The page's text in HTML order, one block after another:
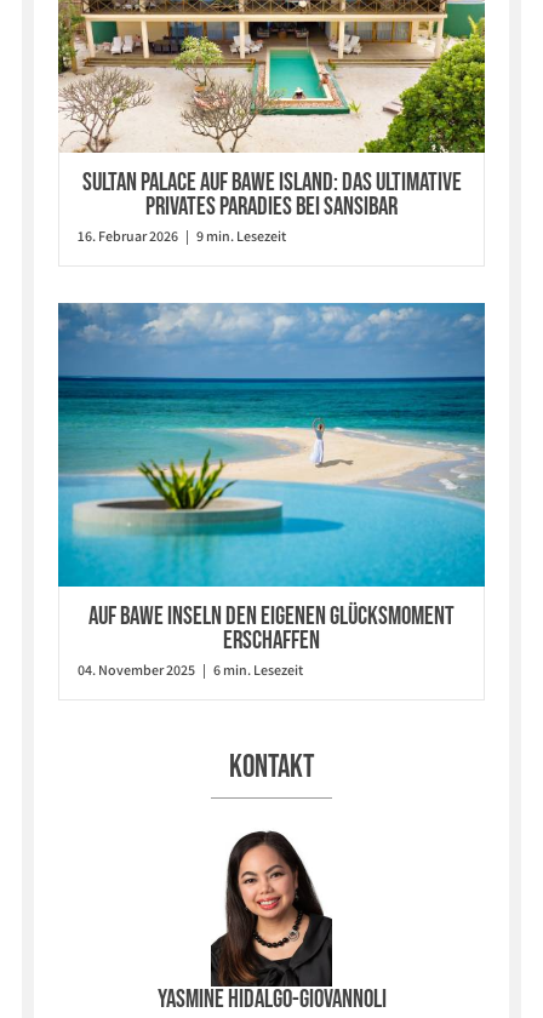
Sultan Palace auf Bawe Island: Das ultimative
privates Paradies bei Sansibar
16. Februar 2026 | 9 min. Lesezeit
Auf Bawe Inseln den eigenen Glücksmoment
erschaffen
04. November 2025 | 6 min. Lesezeit
Kontakt
Yasmine Hidalgo-Giovannoli